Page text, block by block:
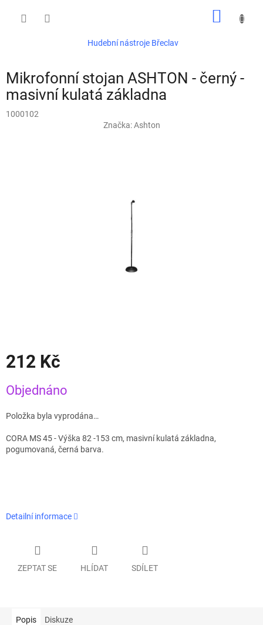
Hudební nástroje Břeclav
Mikrofonní stojan ASHTON - černý -
masivní kulatá základna
1000102
Značka:Ashton
212 Kč
cena:
Objednáno
Položka byla vyprodána…
CORA MS 45 - Výška 82 -153 cm, masivní kulatá základna,
pogumovaná, černá barva.
Detailní informace
ZEPTAT SE HLÍDAT SDÍLET
Popis Diskuze